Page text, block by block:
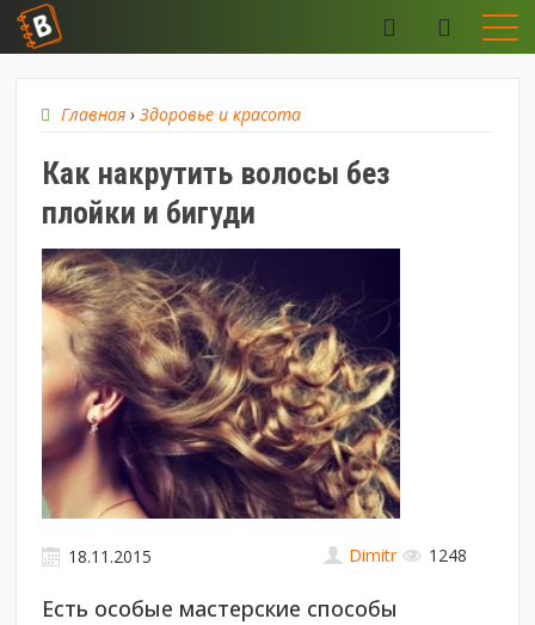
Главная ›Здоровье и красота
Как накрутить волосы без
плойки и бигуди
18.11.2015 1248
Dimitr
Есть особые мастерские способы